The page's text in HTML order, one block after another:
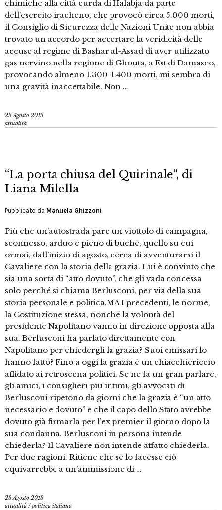
chimiche alla città curda di Halabja da parte
dell’esercito iracheno, che provocò circa 5.000 morti,
il Consiglio di Sicurezza delle Nazioni Unite non abbia
trovato un accordo per accertare la veridicità delle
accuse al regime di Bashar al-Assad di aver utilizzato
gas nervino nella regione di Ghouta, a Est di Damasco,
provocando almeno 1.300-1.400 morti, mi sembra di
una gravità inaccettabile. Non …
23 Agosto 2013
attualità
“La porta chiusa del Quirinale”, di
Liana Milella
Pubblicato da Manuela Ghizzoni
Più che un’autostrada pare un viottolo di campagna,
sconnesso, arduo e pieno di buche, quello su cui
ormai, dall’inizio di agosto, cerca di avventurarsi il
Cavaliere con la storia della grazia. Lui è convinto che
sia una sorta di “atto dovuto”, che gli vada concessa
solo perché si chiama Berlusconi, per via della sua
storia personale e politica.MA I precedenti, le norme,
la Costituzione stessa, nonché la volontà del
presidente Napolitano vanno in direzione opposta alla
sua. Berlusconi ha parlato direttamente con
Napolitano per chiedergli la grazia? Suoi emissari lo
hanno fatto? Fino a oggi la grazia è un chiacchiericcio
affidato ai retroscena politici. Se ne fa un gran parlare,
gli amici, i consiglieri più intimi, gli avvocati di
Berlusconi ripetono da giorni che la grazia è “un atto
necessario e dovuto” e che il capo dello Stato avrebbe
dovuto già firmarla per l’ex premier il giorno dopo la
sua condanna. Berlusconi in persona intende
chiederla? Il Cavaliere non intende affatto chiederla.
Per due ragioni. Ritiene che se lo facesse ciò
equivarrebbe a un’ammissione di …
23 Agosto 2013
attualità /politica italiana